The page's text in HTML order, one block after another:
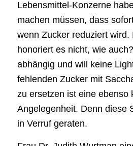
Lebensmittel-Konzerne
machen müssen, dass
wenn Zucker reduziert wird.
honoriert es nicht, wie
abhängig und will keine
fehlenden Zucker mit
zu ersetzen ist eine ebenso
Angelegenheit. Denn diese
in Verruf geraten.